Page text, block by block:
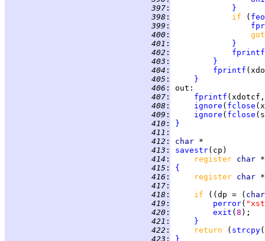
397 :
}
398 : if (
399 :
400 :
401 :
}
402 :
fprintf
403 :
}
404 : fprintf
405 :
}
406 : out
407 : fprintf
408 : ignore ( fclose
409 : ignore ( fclose
410 :
}
411 :
412 : char
413 : savestr
414 : register char
415 :
{
416 : register char
417 :
418 : if ((dp = (
419 : perror(
420 : exit ( 8
421 :
}
422 : return ( strcpy
423 :
}